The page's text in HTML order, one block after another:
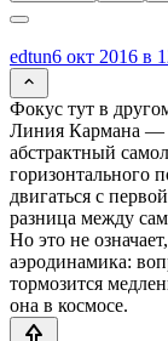
edtun6 окт 2016 в
Фокус тут в
Линия Кармана —
абстрактный
горизонтального
двигаться с
разница между
Но это не
аэродинамика:
тормозится
она в космосе.